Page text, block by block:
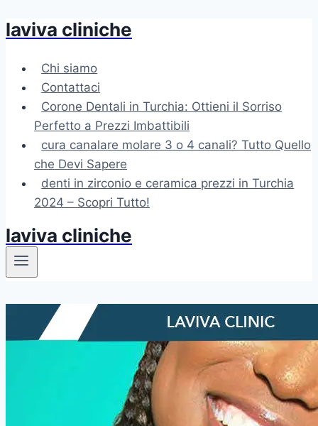
Salta
contenuto
laviva cliniche
Chi siamo
Contattaci
Corone Dentali in Turchia: Ottieni il Sorriso
Perfetto a Prezzi Imbattibili
cura canalare molare 3 o 4 canali? Tutto Quello
che Devi Sapere
denti in zirconio e ceramica prezzi in Turchia
2024 – Scopri Tutto!
laviva cliniche